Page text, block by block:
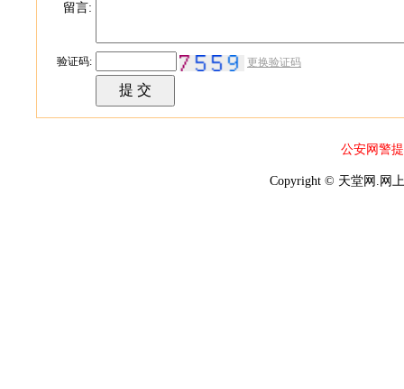
留言:
验证码: 更换验证码
公安网警
Copyright © 天堂网.网